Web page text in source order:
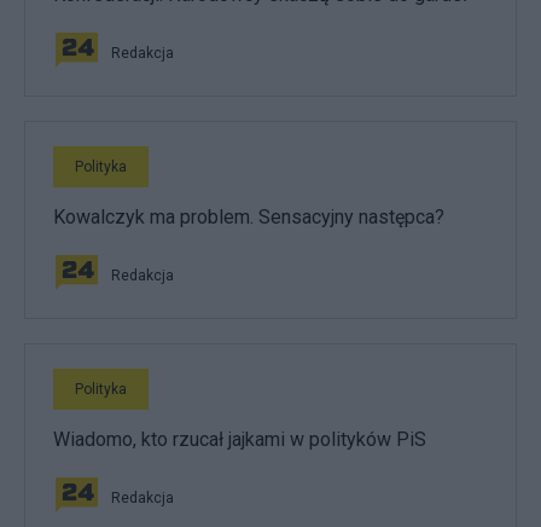
Redakcja
Polityka
Kowalczyk ma problem. Sensacyjny następca?
Redakcja
Polityka
Wiadomo, kto rzucał jajkami w polityków PiS
Redakcja